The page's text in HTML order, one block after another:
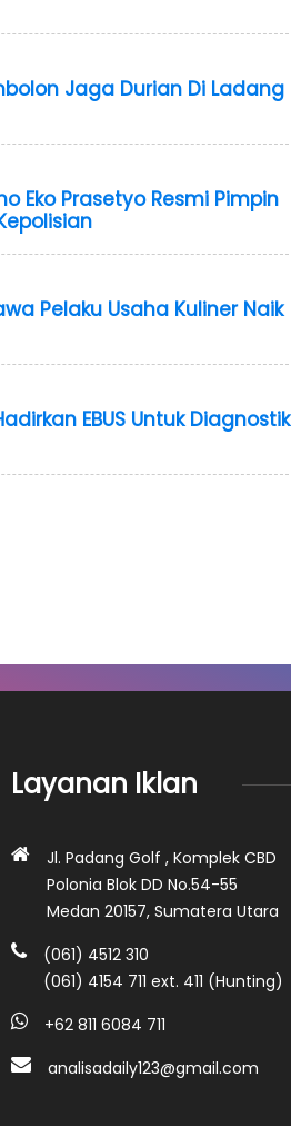
Jaga Durian Di Ladang
Eko Prasetyo Resmi Pimpin
Pelaku Usaha Kuliner Naik
EBUS Untuk Diagnostik
Layanan Iklan
Jl. Padang Golf , Komplek CBD
Polonia Blok DD No.54-55
Medan 20157, Sumatera Utara
(061) 4512 310
(061) 4154 711 ext. 411 (Hunting)
+62 811 6084 711
analisadaily123@gmail.com